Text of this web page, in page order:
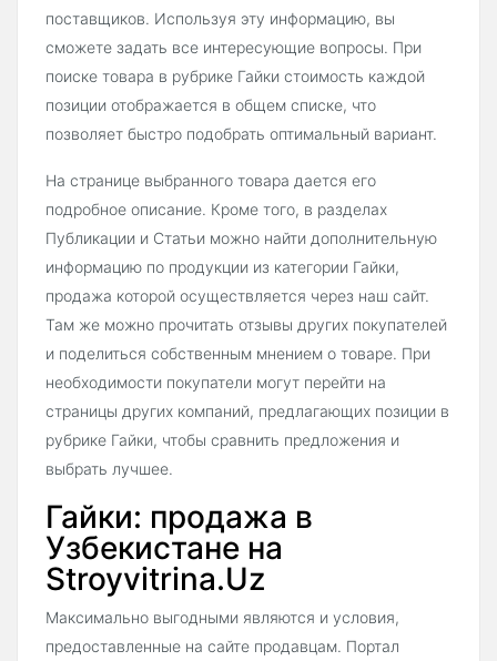
поставщиков. Используя эту информацию, вы
сможете задать все интересующие вопросы. При
поиске товара в рубрике Гайки стоимость каждой
позиции отображается в общем списке, что
позволяет быстро подобрать оптимальный вариант.
На странице выбранного товара дается его
подробное описание. Кроме того, в разделах
Публикации и Статьи можно найти дополнительную
информацию по продукции из категории Гайки,
продажа которой осуществляется через наш сайт.
Там же можно прочитать отзывы других покупателей
и поделиться собственным мнением о товаре. При
необходимости покупатели могут перейти на
страницы других компаний, предлагающих позиции в
рубрике Гайки, чтобы сравнить предложения и
выбрать лучшее.
Гайки: продажа в
Узбекистане на
Stroyvitrina.Uz
Максимально выгодными являются и условия,
предоставленные на сайте продавцам. Портал